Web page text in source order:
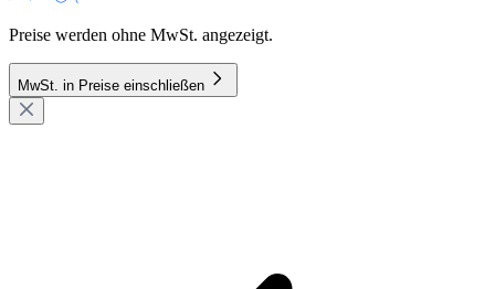
Preise werden ohne MwSt. angezeigt.
MwSt. in Preise einschließen